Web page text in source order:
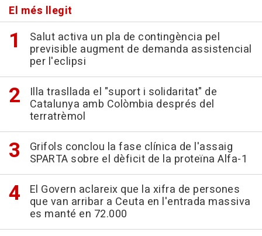
El més llegit
Salut activa un pla de contingència pel
previsible augment de demanda assistencial
per l'eclipsi
Illa trasllada el "suport i solidaritat" de
Catalunya amb Colòmbia després del
terratrèmol
Grifols conclou la fase clínica de l'assaig
SPARTA sobre el dèficit de la proteïna Alfa-1
El Govern aclareix que la xifra de persones
que van arribar a Ceuta en l'entrada massiva
es manté en 72.000